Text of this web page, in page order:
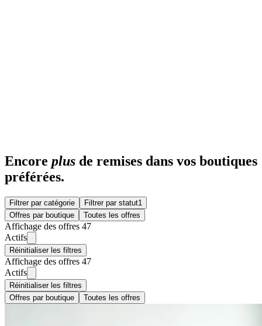
Encore plus de remises dans vos boutiques
préférées.
Filtrer par catégorie Filtrer par statut1
Offres par boutique
Toutes les offres
Affichage des offres 47
Actifs
Réinitialiser les filtres
Affichage des offres 47
Actifs
Réinitialiser les filtres
Offres par boutique
Toutes les offres